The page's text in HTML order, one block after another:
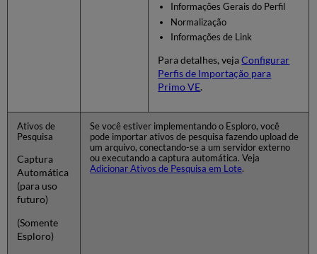
Informações Gerais do Perfil
Normalização
Informações de Link
Para detalhes, vejaConfigurar
Perfis de Importação para
Primo VE.
Ativos de
Pesquisa
Captura
Automática
(para uso
futuro)
(Somente
Esploro)
Se você estiver implementando o Esploro, você
pode importar ativos de pesquisa fazendo upload de
um arquivo, conectando-se a um servidor externo
ou executando a captura automática. Veja
Adicionar Ativos de Pesquisa em Lote.